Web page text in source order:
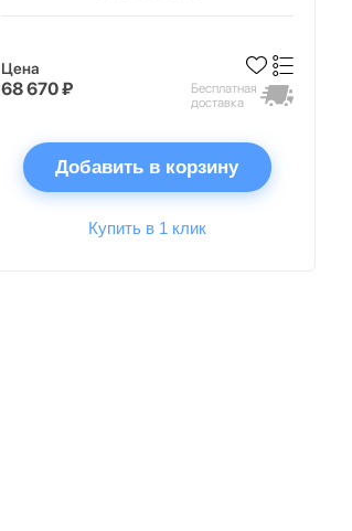
Цена
68 670 ₽
Бесплатная
доставка
Добавить в корзину
Купить в 1 клик